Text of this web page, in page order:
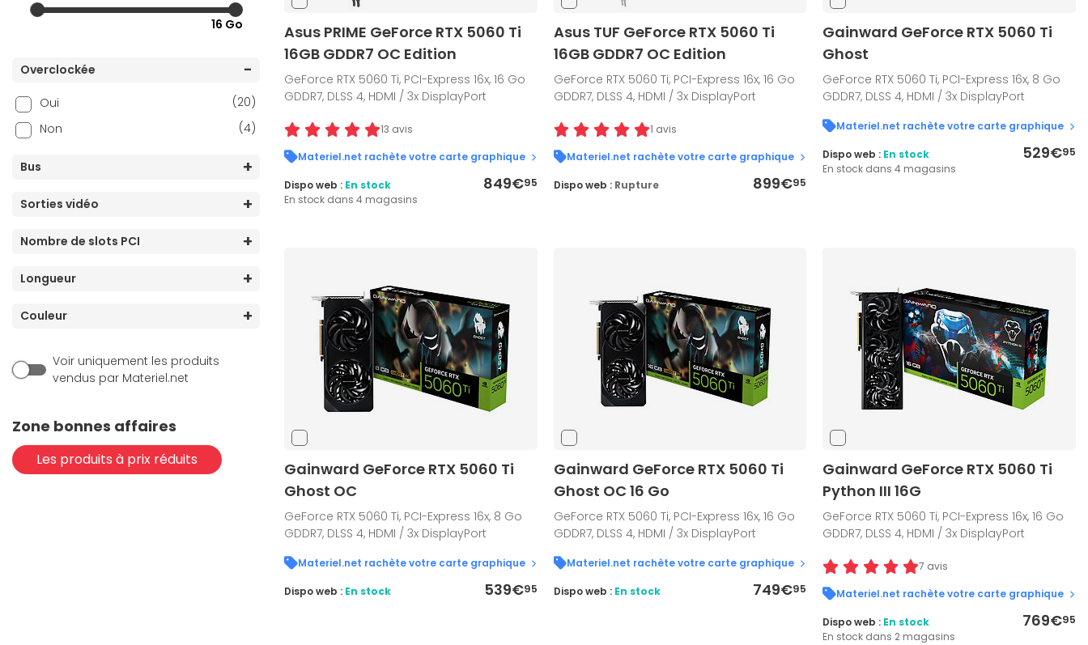
NVIDIA GeForce GT 710
(2)
NVIDIA GeForce RTX 3050
(11)
(18)
NVIDIA GeForce RTX 5060 Ti
(25)
NVIDIA GeForce RTX 5080
(23)
16 Go
Overclockée
Oui
(20)
Non
(4)
Bus
Sorties vidéo
Nombre de slots PCI
Longueur
Couleur
Voir uniquement les produits
vendus par Materiel.net
Zone bonnes affaires
Les produits à prix réduits
Asus PRIME GeForce RTX 5060 Ti
16GB GDDR7 OC Edition
GeForce RTX 5060 Ti, PCI-Express 16x, 16 Go
GDDR7, DLSS 4, HDMI / 3x DisplayPort
13 avis
Materiel.net rachète votre carte graphique
849€95
Dispo web : En stock
En stock dans 4 magasins
Asus TUF GeForce RTX 5060 Ti
16GB GDDR7 OC Edition
GeForce RTX 5060 Ti, PCI-Express 16x, 16 Go
GDDR7, DLSS 4, HDMI / 3x DisplayPort
1 avis
Materiel.net rachète votre carte graphique
899€95
Dispo web : Rupture
Gainward GeForce RTX 5060 Ti
Ghost
GeForce RTX 5060 Ti, PCI-Express 16x, 8 Go
GDDR7, DLSS 4, HDMI / 3x DisplayPort
Materiel.net rachète votre carte graphique
529€95
Dispo web : En stock
En stock dans 4 magasins
Gainward GeForce RTX 5060 Ti
Ghost OC
GeForce RTX 5060 Ti, PCI-Express 16x, 8 Go
GDDR7, DLSS 4, HDMI / 3x DisplayPort
Materiel.net rachète votre carte graphique
539€95
Dispo web : En stock
Gainward GeForce RTX 5060 Ti
Ghost OC 16 Go
GeForce RTX 5060 Ti, PCI-Express 16x, 16 Go
GDDR7, DLSS 4, HDMI / 3x DisplayPort
Materiel.net rachète votre carte graphique
749€95
Dispo web : En stock
Gainward GeForce RTX 5060 Ti
Python III 16G
GeForce RTX 5060 Ti, PCI-Express 16x, 16 Go
GDDR7, DLSS 4, HDMI / 3x DisplayPort
7 avis
Materiel.net rachète votre carte graphique
769€95
Dispo web : En stock
En stock dans 2 magasins